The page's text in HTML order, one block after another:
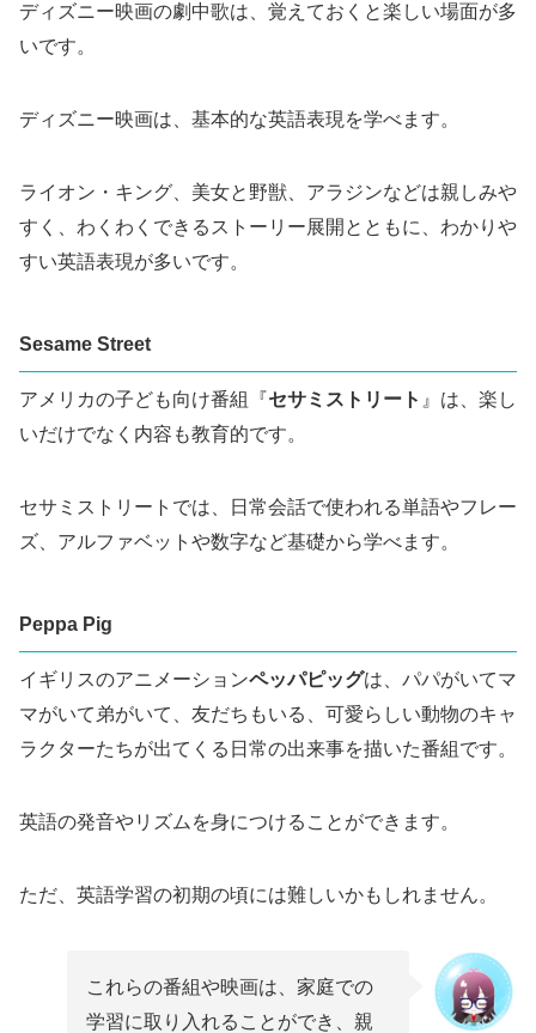
ディズニー映画の劇中歌は、覚えておくと楽しい場面が多
いです。
ディズニー映画は、基本的な英語表現を学べます。
ライオン・キング、美女と野獣、アラジンなどは親しみや
すく、わくわくできるストーリー展開とともに、わかりや
すい英語表現が多いです。
Sesame Street
アメリカの子ども向け番組『セサミストリート 』は、楽し
いだけでなく内容も教育的です。
セサミストリートでは、日常会話で使われる単語やフレー
ズ、アルファベットや数字など基礎から学べます。
Peppa Pig
イギリスのアニメーションペッパピッグは、パパがいてマ
マがいて弟がいて、友だちもいる、可愛らしい動物のキャ
ラクターたちが出てくる日常の出来事を描いた番組です。
英語の発音やリズムを身につけることができます。
ただ、英語学習の初期の頃には難しいかもしれません。
これらの番組や映画は、家庭での
学習に取り入れることができ、親